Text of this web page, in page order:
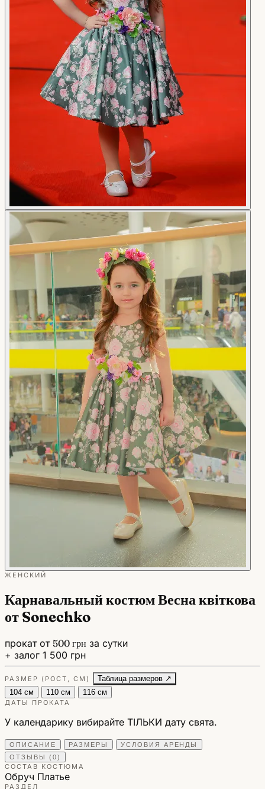
ЖЕНСКИЙ
Карнавальный костюм Весна квіткова
от Sonechko
прокат от 500 грн за сутки
+ залог 1 500 грн
РАЗМЕР (РОСТ, СМ)
Таблица размеров ↗
104 см
110 см 116 см
ДАТЫ ПРОКАТА
У календарику вибирайте ТІЛЬКИ дату свята.
ОПИСАНИЕ РАЗМЕРЫ
УСЛОВИЯ АРЕНДЫ
ОТЗЫВЫ (0)
СОСТАВ КОСТЮМА
Обруч Платье
РАЗДЕЛ